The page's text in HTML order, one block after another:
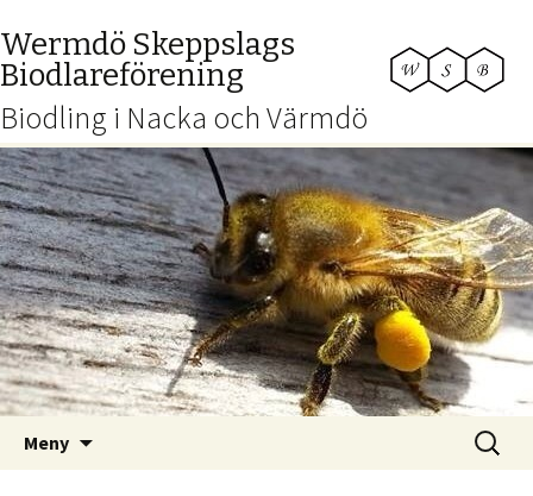
Wermdö Skeppslags
Biodlareförening
Biodling i Nacka och Värmdö
Meny
Sök
efter: